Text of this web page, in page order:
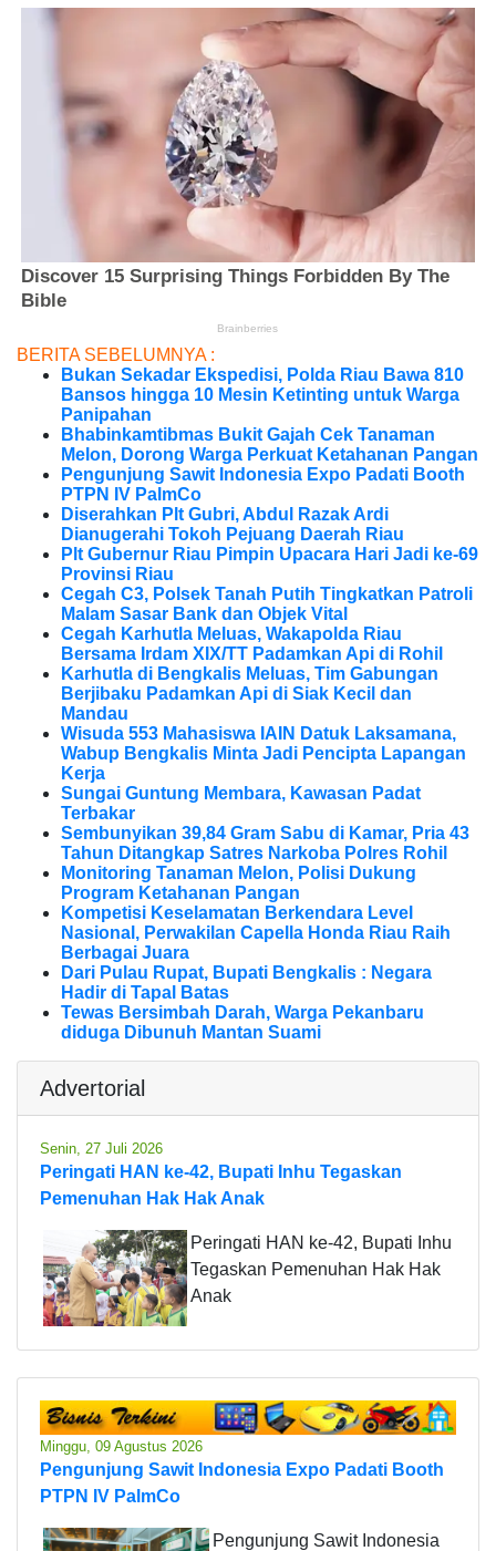
BERITA SEBELUMNYA :
Bukan Sekadar Ekspedisi, Polda Riau Bawa 810
Bansos hingga 10 Mesin Ketinting untuk Warga
Panipahan
Bhabinkamtibmas Bukit Gajah Cek Tanaman
Melon, Dorong Warga Perkuat Ketahanan Pangan
Pengunjung Sawit Indonesia Expo Padati Booth
PTPN IV PalmCo
Diserahkan Plt Gubri, Abdul Razak Ardi
Dianugerahi Tokoh Pejuang Daerah Riau
Plt Gubernur Riau Pimpin Upacara Hari Jadi ke-69
Provinsi Riau
Cegah C3, Polsek Tanah Putih Tingkatkan Patroli
Malam Sasar Bank dan Objek Vital
Cegah Karhutla Meluas, Wakapolda Riau
Bersama Irdam XIX/TT Padamkan Api di Rohil
Karhutla di Bengkalis Meluas, Tim Gabungan
Berjibaku Padamkan Api di Siak Kecil dan
Mandau
Wisuda 553 Mahasiswa IAIN Datuk Laksamana,
Wabup Bengkalis Minta Jadi Pencipta Lapangan
Kerja
Sungai Guntung Membara, Kawasan Padat
Terbakar
Sembunyikan 39,84 Gram Sabu di Kamar, Pria 43
Tahun Ditangkap Satres Narkoba Polres Rohil
Monitoring Tanaman Melon, Polisi Dukung
Program Ketahanan Pangan
Kompetisi Keselamatan Berkendara Level
Nasional, Perwakilan Capella Honda Riau Raih
Berbagai Juara
Dari Pulau Rupat, Bupati Bengkalis : Negara
Hadir di Tapal Batas
Tewas Bersimbah Darah, Warga Pekanbaru
diduga Dibunuh Mantan Suami
Advertorial
Senin, 27 Juli 2026
Peringati HAN ke-42, Bupati Inhu Tegaskan
Pemenuhan Hak Hak Anak
Peringati HAN ke-42, Bupati Inhu
Tegaskan Pemenuhan Hak Hak
Anak
Minggu, 09 Agustus 2026
Pengunjung Sawit Indonesia Expo Padati Booth
PTPN IV PalmCo
Pengunjung Sawit Indonesia